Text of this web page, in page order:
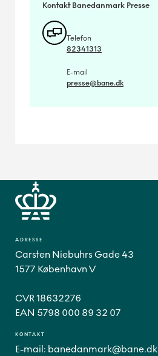
Kontakt Banedanmark Presse
Telefon
82341313
E-mail
presse@bane.dk
ADRESSE
Carsten Niebuhrs Gade 43
1577 København V
CVR 18632276
EAN 5798 000 89 32 07
KONTAKT
E-mail: banedanmark@bane.dk